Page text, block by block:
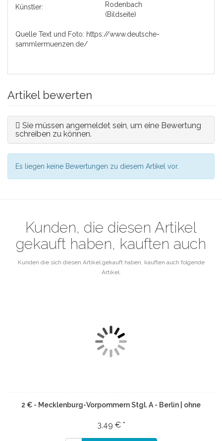
Künstler:
Rodenbach
(Bildseite)
Quelle Text und Foto: https://www.deutsche-
sammlermuenzen.de/
Artikel bewerten
Sie müssen angemeldet sein, um eine Bewertung
schreiben zu können.
Es liegen keine Bewertungen zu diesem Artikel vor.
Kunden, die diesen Artikel
gekauft haben, kauften auch
Kunden die sich diesen Artikel gekauft haben, kauften auch folgende
Artikel.
2 € - Mecklenburg-Vorpommern Stgl. A - Berlin | ohne
3,49 € *